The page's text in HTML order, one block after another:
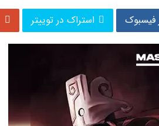
فیسبوک استراک در توییتر